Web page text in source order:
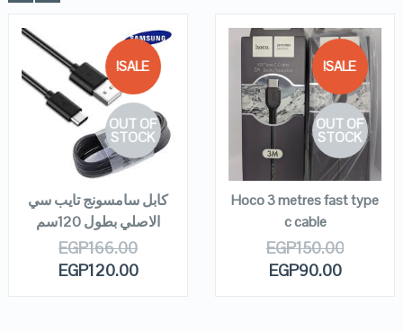
SALE!
OUT OF
STOCK
QUICK LOOK
VIEW DETAILS
READ MORE
Hoco 3 metres fast type
c cable
EGP150.00
EGP90.00
SALE!
OUT OF
STOCK
QUICK LOOK
VIEW DETAILS
READ MORE
كابل سامسونج تايب سي
الاصلي بطول 120سم
EGP166.00
EGP120.00